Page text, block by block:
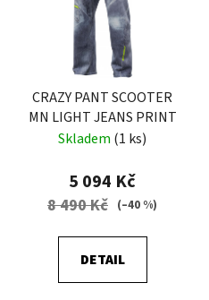
CRAZY PANT SCOOTER
MN LIGHT JEANS PRINT
Skladem (1 ks)
5 094 Kč
8 490 Kč (–40 %)
DETAIL